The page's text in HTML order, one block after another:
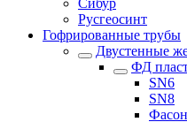
Сибур
Русгеосинт
Гофрированные трубы
Двустенные
ФД
SN6
SN8